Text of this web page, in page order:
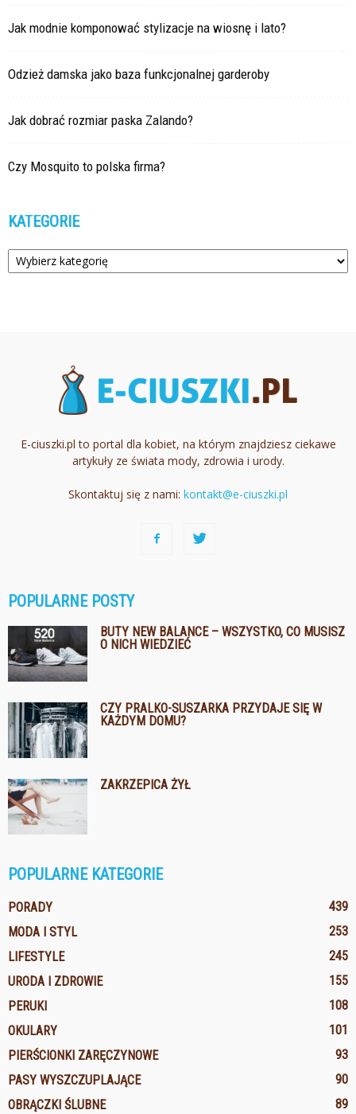
Jak modnie komponować stylizacje na wiosnę i lato?
Odzież damska jako baza funkcjonalnej garderoby
Jak dobrać rozmiar paska Zalando?
Czy Mosquito to polska firma?
KATEGORIE
Kategorie
E-ciuszki.pl to portal dla kobiet, na którym znajdziesz ciekawe
artykuły ze świata mody, zdrowia i urody.
Skontaktuj się z nami: kontakt@e-ciuszki.pl
POPULARNE POSTY
BUTY NEW BALANCE – WSZYSTKO, CO MUSISZ
O NICH WIEDZIEĆ
CZY PRALKO-SUSZARKA PRZYDAJE SIĘ W
KAŻDYM DOMU?
ZAKRZEPICA ŻYŁ
POPULARNE KATEGORIE
PORADY
439
MODA I STYL
253
LIFESTYLE
245
URODA I ZDROWIE
155
PERUKI
108
OKULARY
101
PIERŚCIONKI ZARĘCZYNOWE
93
PASY WYSZCZUPLAJĄCE
90
OBRĄCZKI ŚLUBNE
89